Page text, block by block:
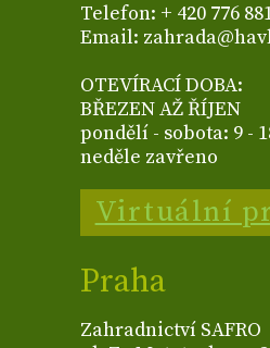
Telefon: + 420 776
Email:
OTEVÍRACÍ DOBA:
BŘEZEN AŽ ŘÍJEN
pondělí - sobota: 9 -
neděle zavřeno
Virtuální
Praha
Zahradnictví SAFRO